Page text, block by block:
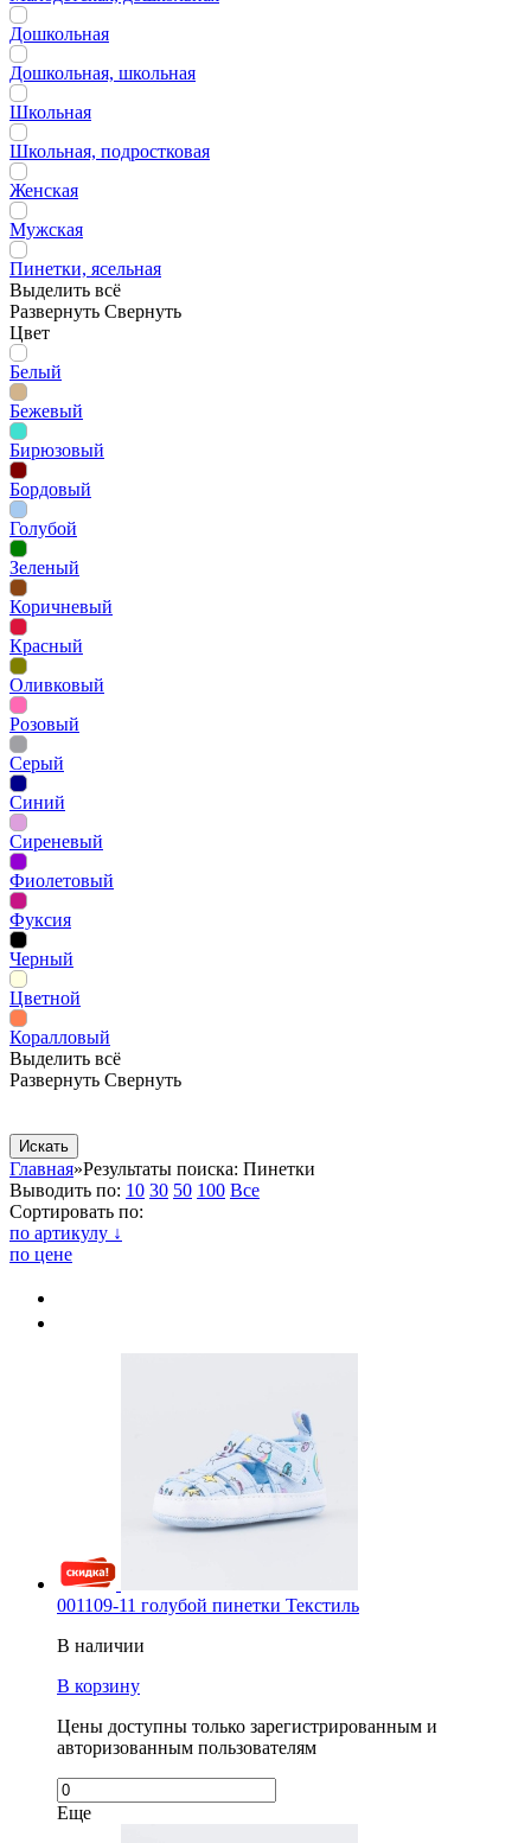
Дошкольная
Дошкольная, школьная
Школьная
Школьная, подростковая
Женская
Мужская
Пинетки, ясельная
Выделить всё
Развернуть Свернуть
Цвет
Белый
Бежевый
Бирюзовый
Бордовый
Голубой
Зеленый
Коричневый
Красный
Оливковый
Розовый
Серый
Синий
Сиреневый
Фиолетовый
Фуксия
Черный
Цветной
Коралловый
Выделить всё
Развернуть Свернуть
Главная»Результаты поиска: Пинетки
Выводить по: 10 30 50 100 Все
Сортировать по:
по артикулу ↓
по цене
001109-11 голубой пинетки Текстиль
В наличии
В корзину
Цены доступны только зарегистрированным и
авторизованным пользователям
Еще